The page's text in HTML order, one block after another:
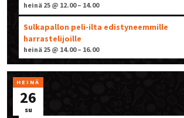
heinä 25 @ 12.00 – 14.00
Sulkapallon peli-ilta edistyneemmille
harrastelijoille
heinä 25 @ 14.00 – 16.00
HEINÄ
26
su